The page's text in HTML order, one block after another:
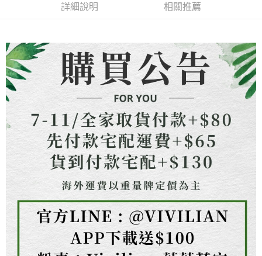
2.透過簡訊連結打開帳單後，可選擇「超商條碼／台灣大直營門市／銀行轉
1.本服務係由「台灣大哥大股份有限公司」（以下簡稱本公司）所提供，讓
用戶於交易時，得透過本服務購買商品或服務，並由商店將買賣／分期付款
買賣價金債權讓與本公司後，依約使用本公司帳單繳交帳款。
2.基於同意付款使用「大哥付你分期」之契約關係目的，商店將以您的個人
資料（包含姓名、電話或地址）提供予台灣大哥大進項蒐集、處理及利用，
由本公司與您本人進行分期帳單所需資料之確認、核對及更正。
3.完整用戶服務條款，請詳閱以下連結： https://oppay.tw/userRule
結帳頁面，進行簡訊認證並確認金額後，即可完成結帳。
ATM／網路銀行／等多元方式進行付款，方視為交易完成。
※ 請注意：結帳手續完成當下不需立刻繳費，但若您需要取消訂單，請聯絡
購買商品的店家。未經商家同意取消之訂單仍視為有效，需透過AFTEE先享
後付繳納相關費用。
※ 交易是否成功請以「AFTEE先享後付 」之結帳頁面顯示為準，若有關於
是否繳費成功／繳費後需取消欲退款等相關疑問，請聯繫「AFTEE先享後付
客戶支援中心」 https://netprotections.freshdesk.com/support/home
【注意事項】
１．透過由恩沛科技股份有限公司提供之「AFTEE先享後付」服務完成之交
易，需依本服務之必要範圍內提供個人資料，並將交易相關給付款項請求債
權轉讓予恩沛科技股份有限公司。
２．關於個人資料處理事宜，請瀏覽以下網址：
https://aftee.tw/terms/#terms3
３．未成年的使用者請事先徵得法定代理人或監護人之同意方可使用
「AFTEE先享後付」，若未經同意申辦者引起之損失，本公司不負相關責
任。
４．使用「AFTEE先享後付」時，將依據個別帳號之用戶狀況，依本公司即
時審查核予不同之上限額度；若仍有額度不足之情形，本公司將視審查結果
請求用戶進行身份認證。
５．嚴禁一人註冊多個帳號或使用他人資訊註冊。若發現惡意使用之情形，
每筆NT$80，滿NT$1,500(含以上)免運費
每筆NT$80，滿NT$1,500(含以上)免運費
先付款宅配到府
每筆NT$65，滿NT$1,500(含以上)免運費
每筆NT$130，滿NT$1,500(含以上)免運費
海外配送 查看運費
詳細說明 相關推薦